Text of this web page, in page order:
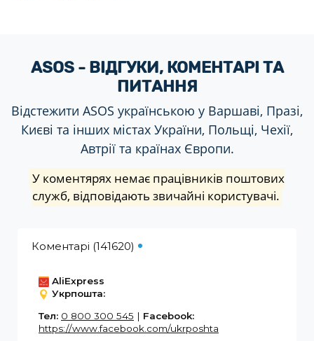
ASOS - ВІДГУКИ, КОМЕНТАРІ ТА
ПИТАННЯ
Відстежити ASOS українською у Варшаві, Празі,
Києві та інших містах України, Польщі, Чехії,
Автрії та країнах Європи.
У коментярях немає працівників поштових
служб, відповідають звичайні користувачі.